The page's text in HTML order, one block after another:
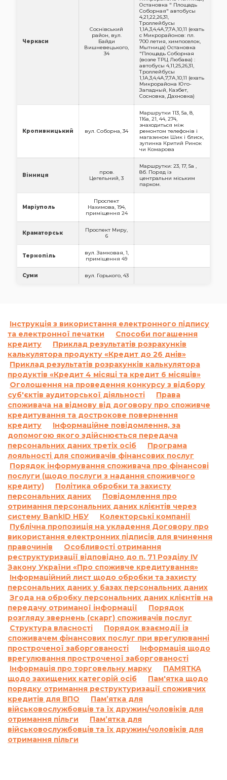
Черкаси
Соснівський
район, вул.
Байди
Вишневецького,
34
Остановка " Площадь
Соборная" автобусы
4,21,22,26,31,
Троллейбусы
1,1А,3,4,4А,7,7А,10,11 (ехать
с Микрорайонов: пл.
700 летия, химпоселок,
Мытница) Остановка
"Площадь Соборная
(возле ТРЦ Любава) :
автобусы 4,11,25,26,31,
Троллейбусы
1,1А,3,4,4А,7,7А,10,11 (ехать
Микрорайона Юго-
Западный, Казбет,
Сосновка, Дахновка)
Кропивницький вул. Соборна, 34
Маршрутки 113, 5а, 8,
116а, 21, 44, 274,
знаходиться між
ремонтом телефонів і
магазином Шик і блиск,
зупинка Критий Ринок
чи Комарова
Вінниця
пров.
Цегельний, 3
Маршрутки: 23, 17, 5а ,
8б. Поряд із
центральни міським
парком.
Маріуполь
Проспект
Нахимова, 194,
приміщення 24
Краматорськ
Проспект Миру,
6
Тернопіль
вул. Замковая, 1,
приміщення 49
Суми вул. Горького, 43
Інструкція з використання електронного підпису
та електронної печатки
Способи погашення
кредиту
Приклад результатів розрахунків
калькулятора продукту «Кредит до 26 днів»
Приклад результатів розрахунків калькулятора
продуктів «Кредит 4 місяці та кредит 6 місяців»
Оголошення на проведення конкурсу з відбору
суб'єктів аудиторської діяльності
Права
споживача на відмову від договору про споживче
кредитування та дострокове повернення
кредиту
Інформаційне повідомлення, за
допомогою якого здійснюється передача
персональних даних третіх осіб
Програма
лояльності для споживачів фінансових послуг
Порядок інформування споживача про фінансові
послуги (щодо послуги з надання споживчого
кредиту)
Політика обробки та захисту
персональних даних
Повідомлення про
отримання персональних даних клієнтів через
систему BankID НБУ
Колекторські компанії
Публічна пропозиція на укладення Договору про
використання електронних підписів для вчинення
правочинів
Особливості отримання
реструктуризації відповідно до п. 71 Розділу IV
Закону України «Про споживче кредитування»
Інформаційний лист щодо обробки та захисту
персональних даних у базах персональних даних
Згода на обробку персональних даних клієнтів на
передачу отриманої інформації
Порядок
розгляду звернень (скарг) споживачів послуг
Структура власності
Порядок взаємодії із
споживачем фінансових послуг при врегулюванні
простроченої заборгованості
Інформація щодо
врегулювання простроченої заборгованості
Інформація про торговельну марку
ПАМЯТКА
щодо захищених категорій осіб
Пам'ятка щодо
порядку отримання реструктуризації споживчих
кредитів для ВПО
Пам’ятка для
військовослужбовців та їх дружин/чоловіків для
отримання пільги
Пам’ятка для
військовослужбовців та їх дружин/чоловіків для
отримання пільги